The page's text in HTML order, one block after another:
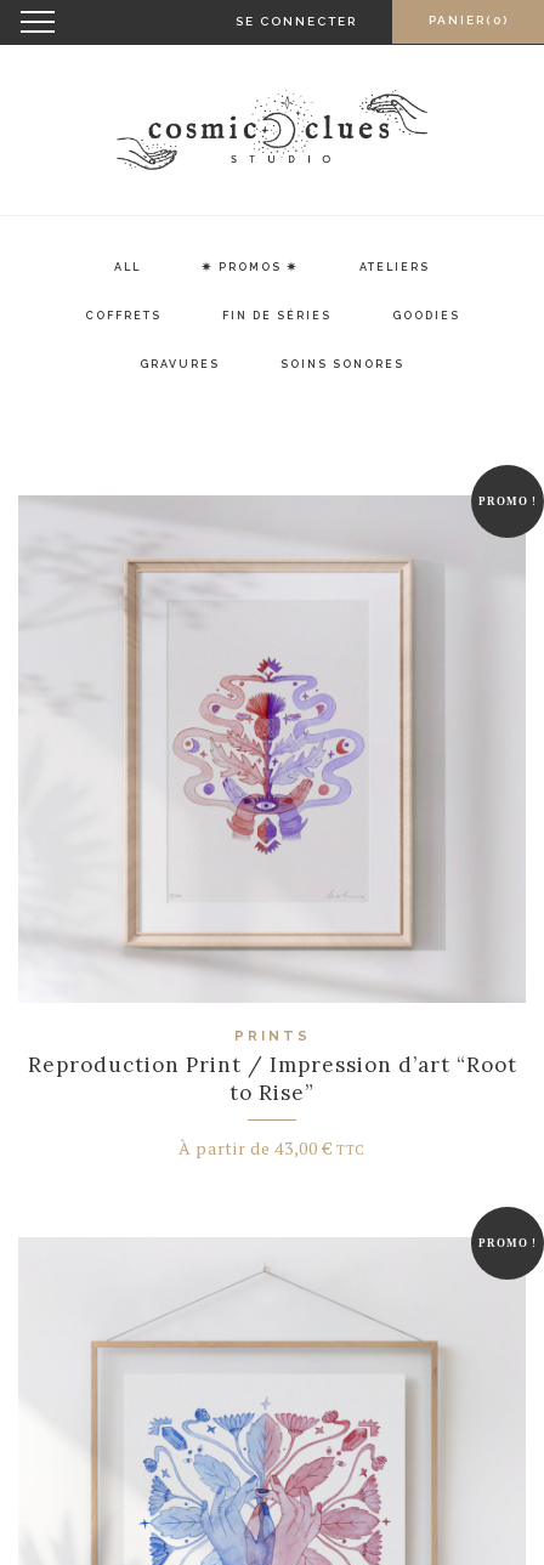
Skip
to
SE CONNECTER PANIER(0)
Toggle
navigation
ALL ✷ PROMOS ✷ ATELIERS
COFFRETS FIN DE SÉRIES GOODIES
GRAVURES SOINS SONORES
PROMO !
PRINTS
Reproduction Print / Impression d’art “Root
to Rise”
À partir de43,00€ TTC
PROMO !